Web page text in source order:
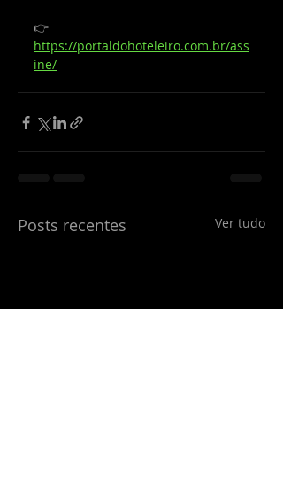
👉
https://portaldohoteleiro.com.br/ass
ine/
Posts recentes Ver tudo